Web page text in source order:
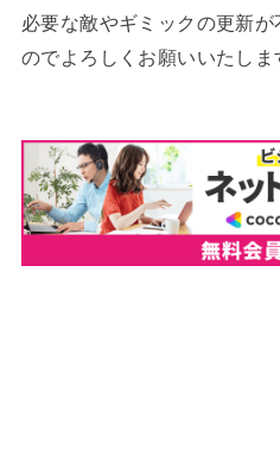
必要な敵やギミックの更新が
のでよろしくお願いいたしま